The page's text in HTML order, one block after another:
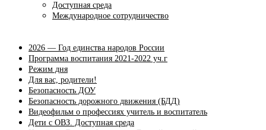
Доступная среда
Международное сотрудничество
2026 — Год единства народов России
Программа воспитания 2021-2022 уч.г
Режим дня
Для вас, родители!
Безопасность ДОУ
Безопасность дорожного движения (БДД)
Видеофильм о профессиях учитель и воспитатель
Дети с ОВЗ. Доступная среда